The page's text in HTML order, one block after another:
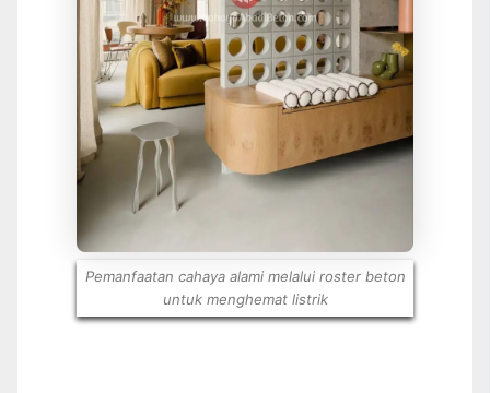
Pemanfaatan cahaya alami melalui roster beton
untuk menghemat listrik